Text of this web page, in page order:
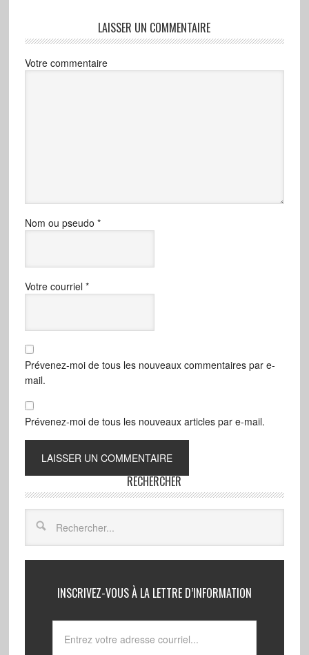
LAISSER UN COMMENTAIRE
Votre commentaire
Nom ou pseudo *
Votre courriel *
Prévenez-moi de tous les nouveaux commentaires par e-
mail.
Prévenez-moi de tous les nouveaux articles par e-mail.
RECHERCHER
INSCRIVEZ-VOUS À LA LETTRE D’INFORMATION